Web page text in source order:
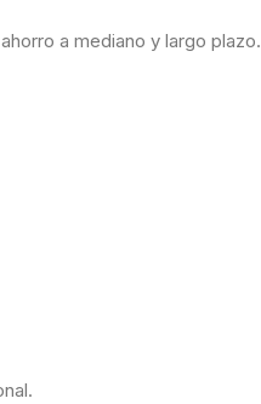
a mediano y largo plazo.